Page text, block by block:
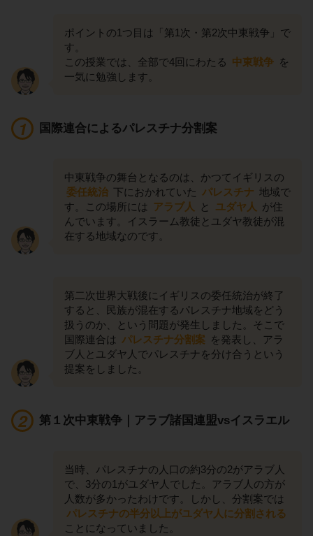
ポイントの1つ目は「第1次・第2次中東戦争」で
す。
この授業では、全部で4回にわたる 中東戦争 を
一気に勉強します。
国際連合によるパレスチナ分割案
中東戦争の舞台となるのは、かつてイギリスの
委任統治 下におかれていた パレスチナ 地域で
す。この場所には
アラブ人 と ユダヤ人
が住
んでいます。イスラーム教徒とユダヤ教徒が混
在する地域なのです。
第二次世界大戦後にイギリスの委任統治が終了
すると、民族が混在するパレスチナ地域をどう
扱うのか、という問題が発生しました。そこで
国際連合は パレスチナ分割案 を発表し、アラ
ブ人とユダヤ人でパレスチナを分け合うという
提案をしました。
第１次中東戦争｜アラブ諸国連盟vsイスラエル
当時、パレスチナの人口の約3分の2がアラブ人
で、3分の1がユダヤ人でした。アラブ人の方が
人数が多かったわけです。しかし、分割案では
パレスチナの半分以上がユダヤ人に分割される
ことになっていました。